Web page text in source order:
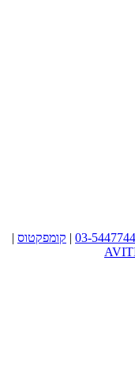
03-5447744
| קומפקטוס |